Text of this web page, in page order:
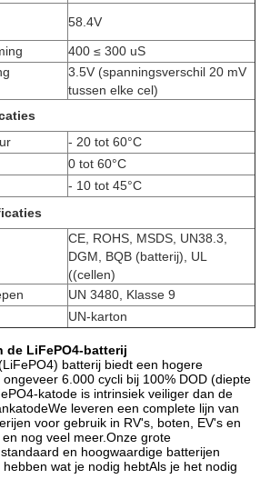
58.4V
400 ≤ 300 uS
3.5V (spanningsverschil 20 mV
tussen elke cel)
- 20 tot 60°C
0 tot 60°C
- 10 tot 45°C
CE, ROHS, MSDS, UN38.3,
DGM, BQB (batterij), UL
((cellen)
UN 3480, Klasse 9
UN-karton
de LiFePO4-batterij
batterij biedt een hogere
6.000 cycli bij 100% DOD (diepte
katode is intrinsiek veiliger dan de
leveren een complete lijn van
voor gebruik in RV's, boten, EV's en
nog veel meer.Onze grote
en hoogwaardige batterijen
wat je nodig hebtAls je het nodig